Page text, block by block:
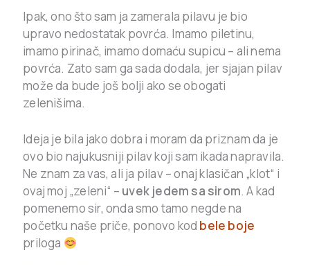
Ipak, ono što sam ja zamerala pilavu je bio
upravo nedostatak povrća. Imamo piletinu,
imamo pirinač, imamo domaću supicu – ali nema
povrća. Zato sam ga sada dodala, jer sjajan pilav
može da bude još bolji ako se obogati
zelenišima.
Ideja je bila jako dobra i moram da priznam da je
ovo bio najukusniji pilav koji sam ikada napravila.
Ne znam za vas, ali ja pilav – onaj klasičan „klot“ i
ovaj moj „zeleni“ – uvek jedem sa sirom. A kad
pomenemo sir, onda smo tamo negde na
početku naše priče, ponovo kod bele boje
priloga